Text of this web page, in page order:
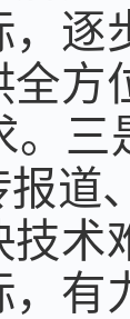
逐
全方
三
道
技术
，有